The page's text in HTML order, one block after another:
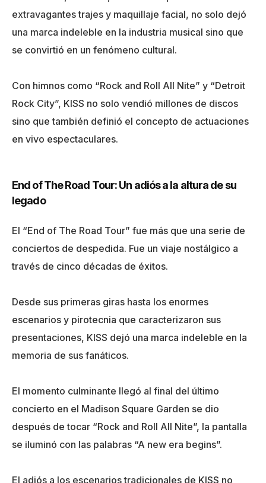
extravagantes trajes y maquillaje facial, no solo dejó
una marca indeleble en la industria musical sino que
se convirtió en un fenómeno cultural.
Con himnos como “Rock and Roll All Nite” y “Detroit
Rock City”, KISS no solo vendió millones de discos
sino que también definió el concepto de actuaciones
en vivo espectaculares.
End of The Road Tour: Un adiós a la altura de su
legado
El “End of The Road Tour” fue más que una serie de
conciertos de despedida. Fue un viaje nostálgico a
través de cinco décadas de éxitos.
Desde sus primeras giras hasta los enormes
escenarios y pirotecnia que caracterizaron sus
presentaciones, KISS dejó una marca indeleble en la
memoria de sus fanáticos.
El momento culminante llegó al final del último
concierto en el Madison Square Garden se dio
después de tocar “Rock and Roll All Nite”, la pantalla
se iluminó con las palabras “A new era begins”.
El adiós a los escenarios tradicionales de KISS no